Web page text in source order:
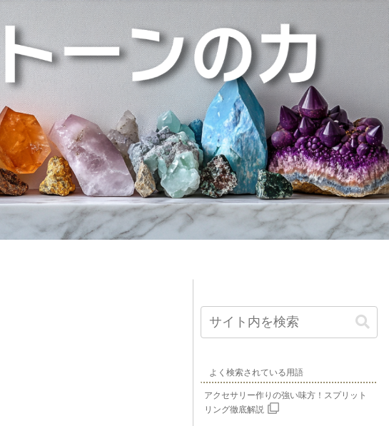
よく検索されている用語
アクセサリー作りの強い味方！スプリット
リング徹底解説